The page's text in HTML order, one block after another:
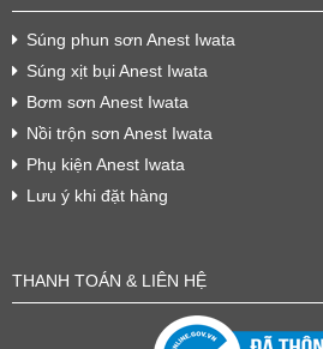
Súng phun sơn Anest Iwata
Súng xịt bụi Anest Iwata
Bơm sơn Anest Iwata
Nồi trộn sơn Anest Iwata
Phụ kiện Anest Iwata
Lưu ý khi đặt hàng
THANH TOÁN & LIÊN HỆ